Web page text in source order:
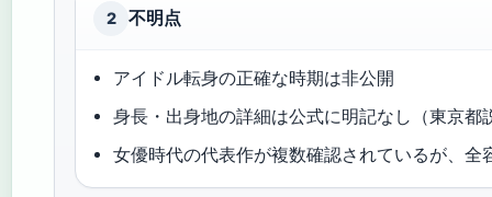
2 不明点
アイドル転身の正確な時期は非公開
身長・出身地の詳細は公式に明記なし（東京都
女優時代の代表作が複数確認されているが、全